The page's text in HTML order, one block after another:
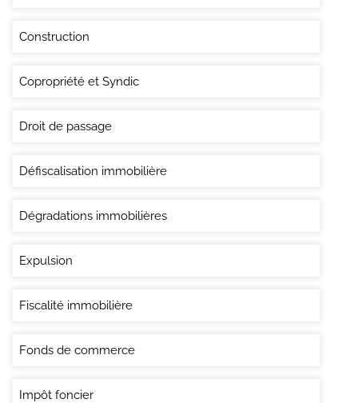
Construction
Copropriété et Syndic
Droit de passage
Défiscalisation immobilière
Dégradations immobilières
Expulsion
Fiscalité immobilière
Fonds de commerce
Impôt foncier